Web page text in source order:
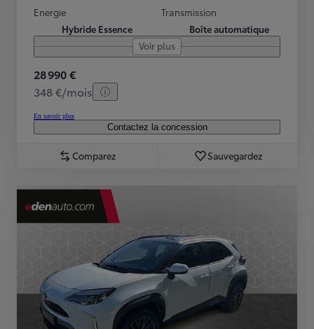
Energie
Hybride Essence
Transmission
Boîte automatique
Voir plus
28 990 €
348 €/mois
En savoir plus
Contactez la concession
Comparez Sauvegardez